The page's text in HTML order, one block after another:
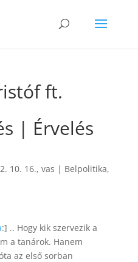
ft.
| Érvelés
10. 16., vas | Belpolitika,
:] .. Hogy kik szervezik a
a tanárok. Hanem
az első sorban